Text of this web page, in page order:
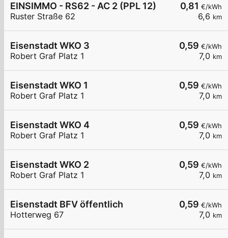
0,81 €/kWh
6,6 km
EINSIMMO - RS62 - AC 2 (PPL 12)
Ruster Straße 62
0,59 €/kWh
7,0 km
Eisenstadt WKO 3
Robert Graf Platz 1
0,59 €/kWh
7,0 km
Eisenstadt WKO 1
Robert Graf Platz 1
0,59 €/kWh
7,0 km
Eisenstadt WKO 4
Robert Graf Platz 1
0,59 €/kWh
7,0 km
Eisenstadt WKO 2
Robert Graf Platz 1
0,59 €/kWh
7,0 km
Eisenstadt BFV öffentlich
Hotterweg 67